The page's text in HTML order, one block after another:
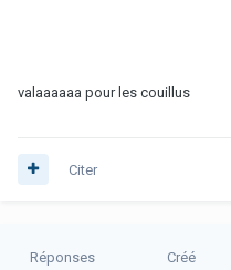
valaaaaaa pour les couillus
Citer
Réponses Créé